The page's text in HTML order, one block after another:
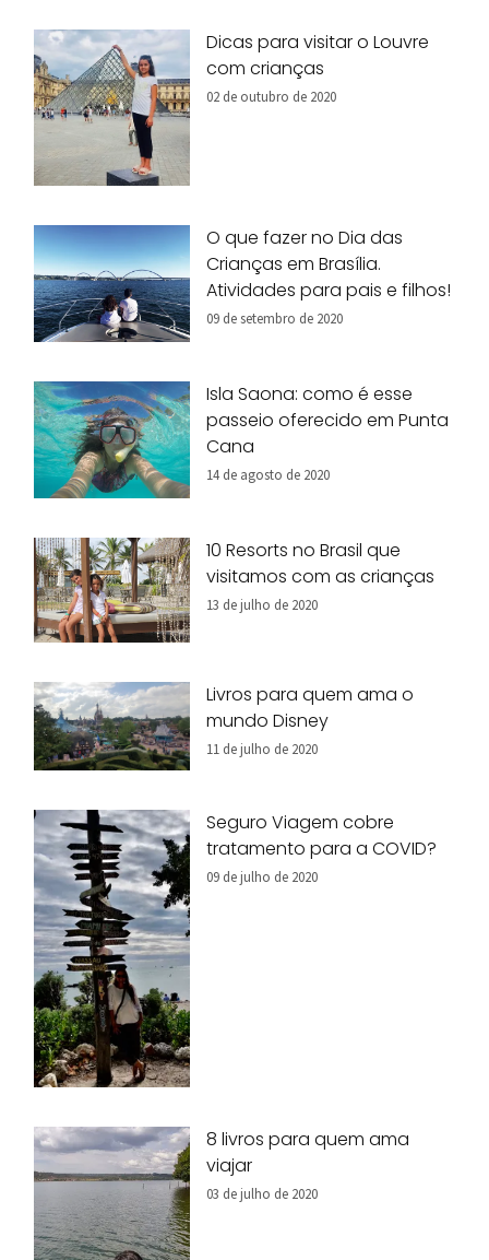
Dicas para visitar o Louvre
com crianças
02 de outubro de 2020
O que fazer no Dia das
Crianças em Brasília.
Atividades para pais e filhos!
09 de setembro de 2020
Isla Saona: como é esse
passeio oferecido em Punta
Cana
14 de agosto de 2020
10 Resorts no Brasil que
visitamos com as crianças
13 de julho de 2020
Livros para quem ama o
mundo Disney
11 de julho de 2020
Seguro Viagem cobre
tratamento para a COVID?
09 de julho de 2020
8 livros para quem ama
viajar
03 de julho de 2020